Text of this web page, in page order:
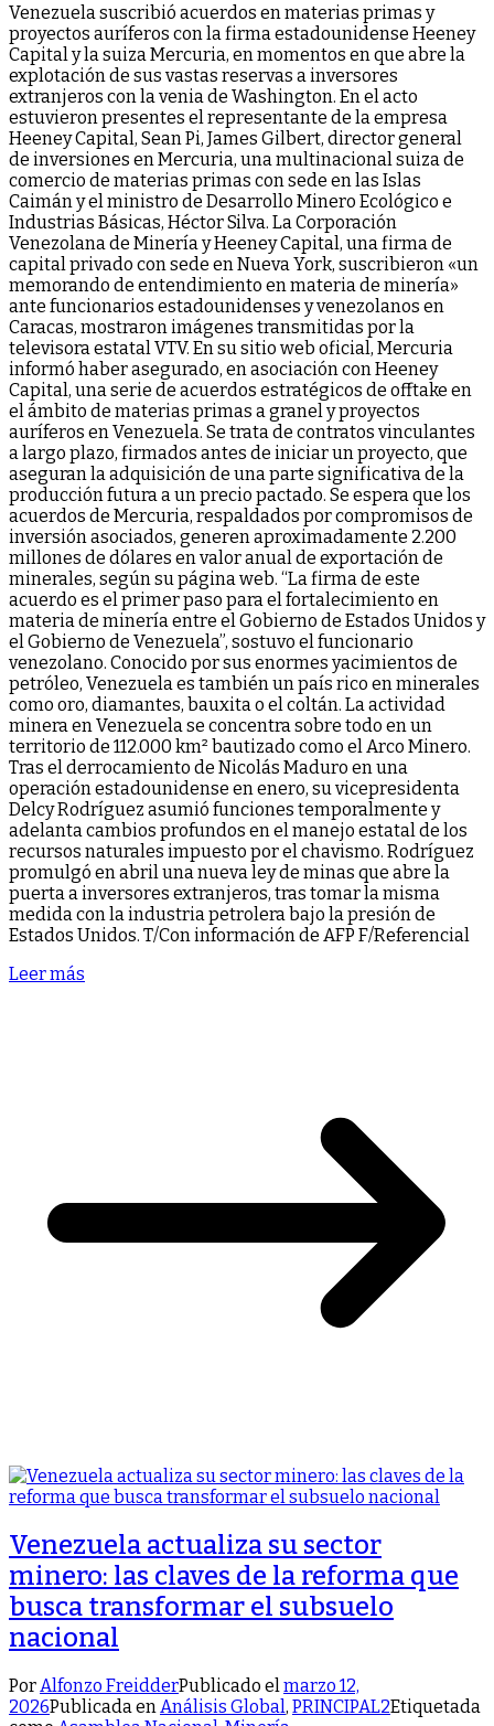
Venezuela suscribió acuerdos en materias primas y
proyectos auríferos con la firma estadounidense Heeney
Capital y la suiza Mercuria, en momentos en que abre la
explotación de sus vastas reservas a inversores
extranjeros con la venia de Washington. En el acto
estuvieron presentes el representante de la empresa
Heeney Capital, Sean Pi, James Gilbert, director general
de inversiones en Mercuria, una multinacional suiza de
comercio de materias primas con sede en las Islas
Caimán y el ministro de Desarrollo Minero Ecológico e
Industrias Básicas, Héctor Silva. La Corporación
Venezolana de Minería y Heeney Capital, una firma de
capital privado con sede en Nueva York, suscribieron «un
memorando de entendimiento en materia de minería»
ante funcionarios estadounidenses y venezolanos en
Caracas, mostraron imágenes transmitidas por la
televisora estatal VTV. En su sitio web oficial, Mercuria
informó haber asegurado, en asociación con Heeney
Capital, una serie de acuerdos estratégicos de offtake en
el ámbito de materias primas a granel y proyectos
auríferos en Venezuela. Se trata de contratos vinculantes
a largo plazo, firmados antes de iniciar un proyecto, que
aseguran la adquisición de una parte significativa de la
producción futura a un precio pactado. Se espera que los
acuerdos de Mercuria, respaldados por compromisos de
inversión asociados, generen aproximadamente 2.200
millones de dólares en valor anual de exportación de
minerales, según su página web. “La firma de este
acuerdo es el primer paso para el fortalecimiento en
materia de minería entre el Gobierno de Estados Unidos y
el Gobierno de Venezuela”, sostuvo el funcionario
venezolano. Conocido por sus enormes yacimientos de
petróleo, Venezuela es también un país rico en minerales
como oro, diamantes, bauxita o el coltán. La actividad
minera en Venezuela se concentra sobre todo en un
territorio de 112.000 km² bautizado como el Arco Minero.
Tras el derrocamiento de Nicolás Maduro en una
operación estadounidense en enero, su vicepresidenta
Delcy Rodríguez asumió funciones temporalmente y
adelanta cambios profundos en el manejo estatal de los
recursos naturales impuesto por el chavismo. Rodríguez
promulgó en abril una nueva ley de minas que abre la
puerta a inversores extranjeros, tras tomar la misma
medida con la industria petrolera bajo la presión de
Estados Unidos. T/Con información de AFP F/Referencial
Leer más
Venezuela actualiza su sector
minero: las claves de la reforma que
busca transformar el subsuelo
nacional
Por Alfonzo FreidderPublicado el marzo 12,
2026Publicada en Análisis Global, PRINCIPAL2Etiquetada